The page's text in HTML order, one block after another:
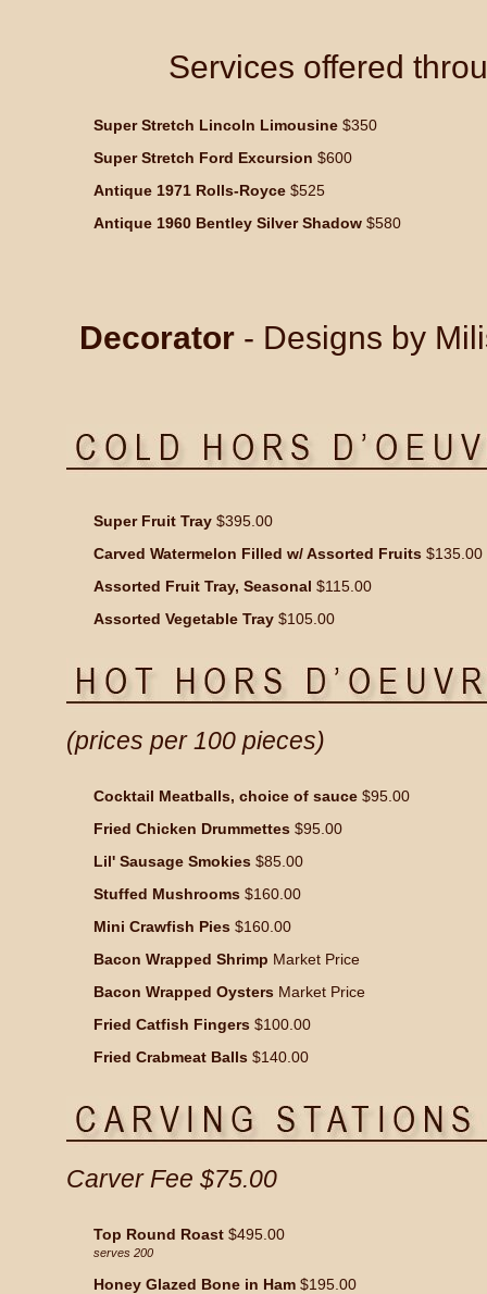
Services offered
Super Stretch Lincoln Limousine $350
Super Stretch Ford Excursion $600
Antique 1971 Rolls-Royce $525
Antique 1960 Bentley Silver Shadow $580
Decorator- Designs by
Super Fruit Tray $395.00
Carved Watermelon Filled w/ Assorted Fruits $135.00
Assorted Fruit Tray, Seasonal $115.00
Assorted Vegetable Tray $105.00
(prices per 100 pieces)
Cocktail Meatballs, choice of sauce $95.00
Fried Chicken Drummettes $95.00
Lil' Sausage Smokies $85.00
Stuffed Mushrooms $160.00
Mini Crawfish Pies $160.00
Bacon Wrapped Shrimp Market Price
Bacon Wrapped Oysters Market Price
Fried Catfish Fingers $100.00
Fried Crabmeat Balls $140.00
Carver Fee $75.00
Top Round Roast $495.00
serves 200
Honey Glazed Bone in Ham $195.00